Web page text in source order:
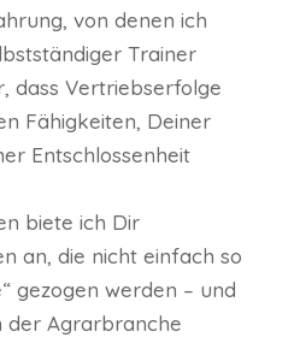
von denen ich
Trainer
dass Vertriebserfolge
Fähigkeiten, Deiner
Entschlossenheit
biete ich Dir
an, die nicht einfach so
gezogen werden – und
der Agrarbranche